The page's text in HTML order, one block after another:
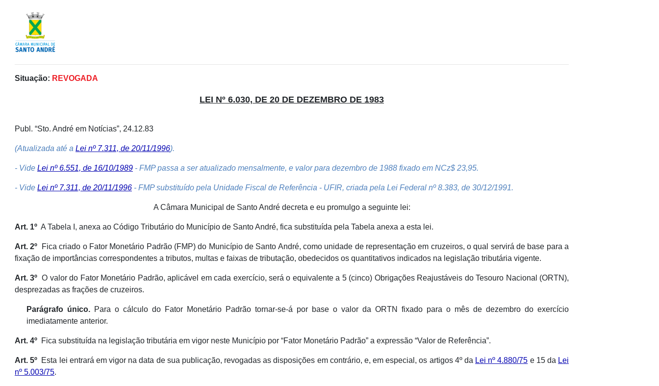
Situação: REVOGADA
LEI Nº 6.030, DE 20 DE DEZEMBRO DE 1983
Publ. “Sto. André em Notícias”, 24.12.83
(Atualizada até a Lei nº 7.311, de 20/11/1996).
- Vide Lei nº 6.551, de 16/10/1989 - FMP passa a ser atualizado mensalmente, e valor para dezembro de 1988 fixado em NCz$ 23,95.
- Vide Lei nº 7.311, de 20/11/1996 - FMP substituído pela Unidade Fiscal de Referência - UFIR, criada pela Lei Federal nº 8.383, de 30/12/1991.
A Câmara Municipal de Santo André decreta e eu promulgo a seguinte lei:
Art. 1º A Tabela I, anexa ao Código Tributário do Município de Santo André, fica substituída pela Tabela anexa a esta lei.
Art. 2º
Fica criado o Fator Monetário Padrão (FMP) do Município de Santo André, como unidade de representação em cruzeiros, o qual servirá de base para a
fixação de importâncias correspondentes a tributos, multas e faixas de tributação, obedecidos os quantitativos indicados na legislação tributária vigente.
Art. 3º O valor do Fator Monetário Padrão, aplicável em cada exercício, será o equivalente a 5 (cinco) Obrigações Reajustáveis do Tesouro Nacional (ORTN),
desprezadas as frações de cruzeiros.
Parágrafo único. Para o cálculo do Fator Monetário Padrão tornar-se-á por base o valor da ORTN fixado para o mês de dezembro do exercício
imediatamente anterior.
Art. 4º Fica substituída na legislação tributária em vigor neste Município por “Fator Monetário Padrão” a expressão “Valor de Referência”.
Art. 5º Esta lei entrará em vigor na data de sua publicação, revogadas as disposições em contrário, e, em especial, os artigos 4º da Lei nº 4.880/75 e 15 da Lei
nº 5.003/75.